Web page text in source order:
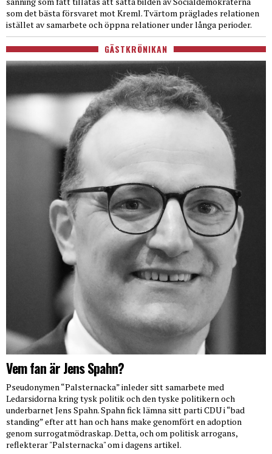
som det bästa försvaret mot Kreml. Tvärtom präglades relationen
istället av samarbete och öppna relationer under långa perioder.
GÄSTKRÖNIKAN
Vem fan är Jens Spahn?
Pseudonymen “Palsternacka” inleder sitt samarbete med
Ledarsidorna kring tysk politik och den tyske politikern och
underbarnet Jens Spahn. Spahn fick lämna sitt parti CDU i “bad
standing” efter att han och hans make genomfört en adoption
genom surrogatmödraskap. Detta, och om politisk arrogans,
reflekterar "Palsternacka" om i dagens artikel.